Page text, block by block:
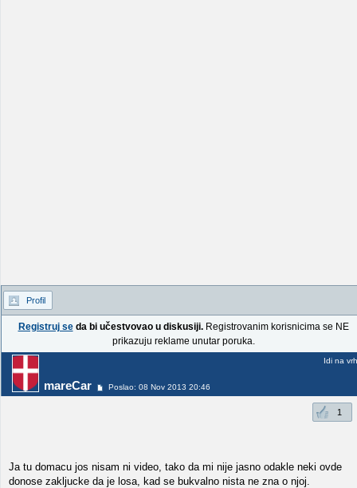
Profil
Registruj seda bi učestvovao u diskusiji.Registrovanim korisnicima se NE
prikazuju reklame unutar poruka.
mareCar Poslao: 08 Nov 2013 20:46
Idi na vrh
1
Ja tu domacu jos nisam ni video, tako da mi nije jasno odakle neki ovde
donose zakljucke da je losa, kad se bukvalno nista ne zna o njoj.